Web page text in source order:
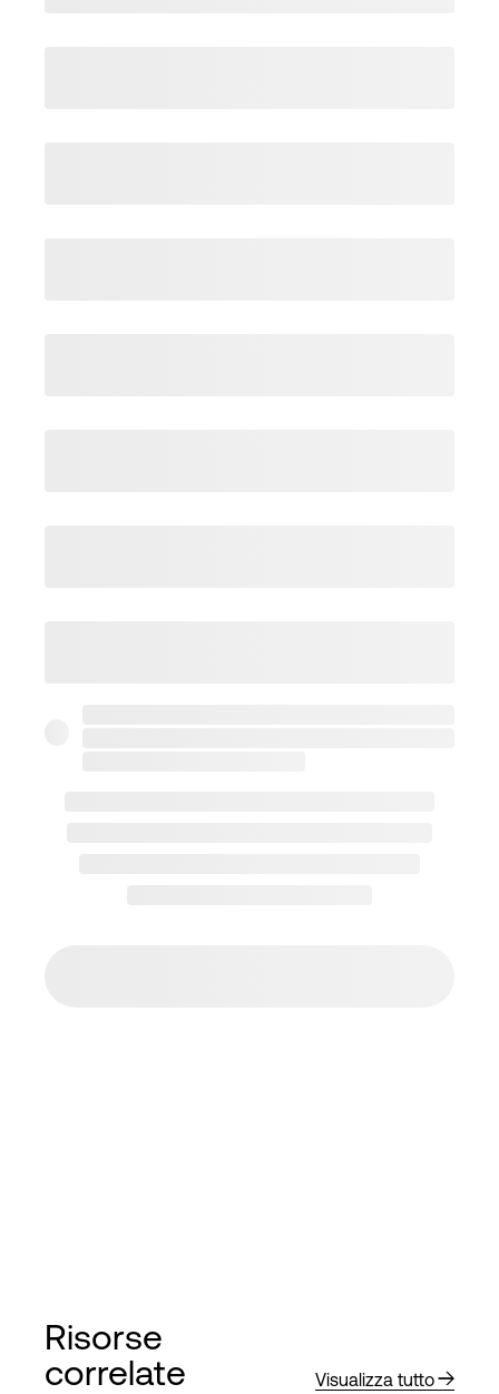
Risorse
correlate
Visualizza tutto